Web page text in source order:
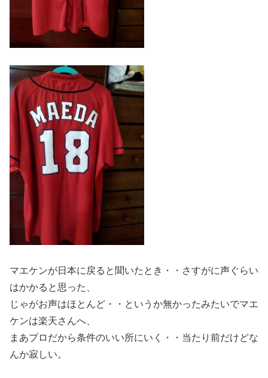
マエケンが日本に戻ると聞いたとき・・さすがに声ぐらい
はかかると思った、
じゃがお声はほとんど・・というか無かったみたいでマエ
ケンは楽天さんへ、
まあプロだから条件のいい所にいく・・当たり前だけどな
んか寂しい。